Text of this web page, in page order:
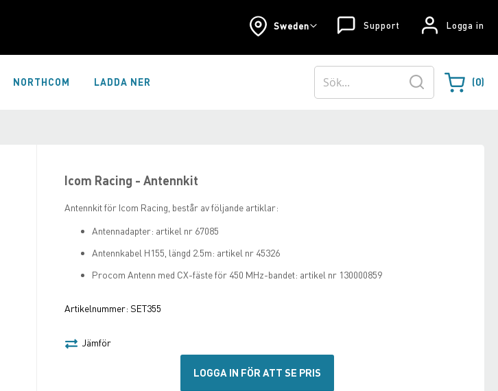
Logga in
Support
Sweden
NORTHCOM LADDA NER Varukorgen
0
Sök
Icom Racing - Antennkit
Antennkit för Icom Racing, består av följande artiklar:
Antennadapter: artikel nr 67085
Antennkabel H155, längd 2.5m: artikel nr 45326
Procom Antenn med CX-fäste för 450 MHz-bandet: artikel nr 130000859
Artikelnummer: SET355
Jämför
LOGGA IN FÖR ATT SE PRIS